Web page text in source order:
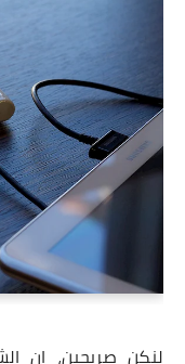
لنكن صريحين، إن